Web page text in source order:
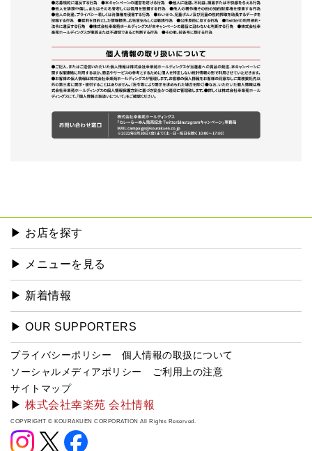
▶︎ お店を探す
▶︎ メニューを見る
▶︎ 新着情報
▶︎ OUR SUPPORTERS
プライバシーポリシー
個人情報の取扱について
ソーシャルメディアポリシー
ご利用上の注意
サイトマップ
▶ 株式会社幸楽苑 会社情報
COPYRIGHT © KOURAKUEN CORPORATION All Rights Reserved.